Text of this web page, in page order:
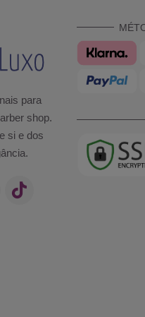
para
shop.
si e dos